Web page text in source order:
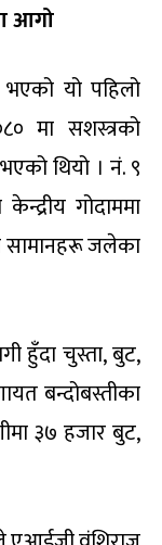
आगो
भएको यो पहिलो
मा सशस्त्रको
थियो । नं. ९
गोदाममा
सामानहरू जलेका
हुँदा चुस्ता, बुट,
बन्दोबस्तीका
३७ हजार बुट,